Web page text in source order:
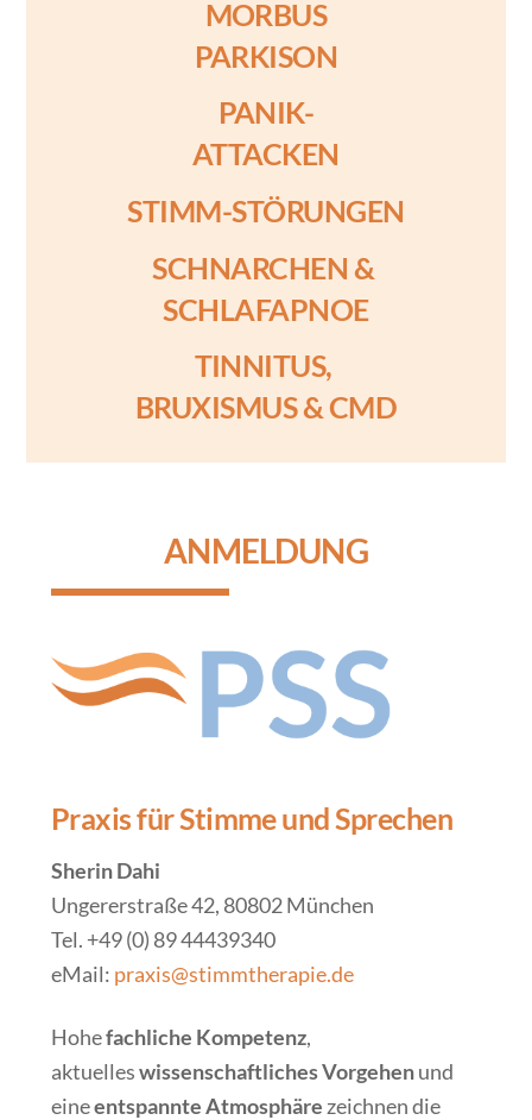
MORBUS
PARKISON
PANIK-
ATTACKEN
STIMM-STÖRUNGEN
SCHNARCHEN &
SCHLAFAPNOE
TINNITUS,
BRUXISMUS & CMD
ANMELDUNG
Praxis für Stimme und Sprechen
Sherin Dahi
Ungererstraße 42, 80802 München
Tel. +49 (0) 89 44439340
eMail: praxis@stimmtherapie.de
Hohefachliche Kompetenz,
aktuelleswissenschaftliches Vorgehenund
eineentspannte Atmosphäre zeichnen die